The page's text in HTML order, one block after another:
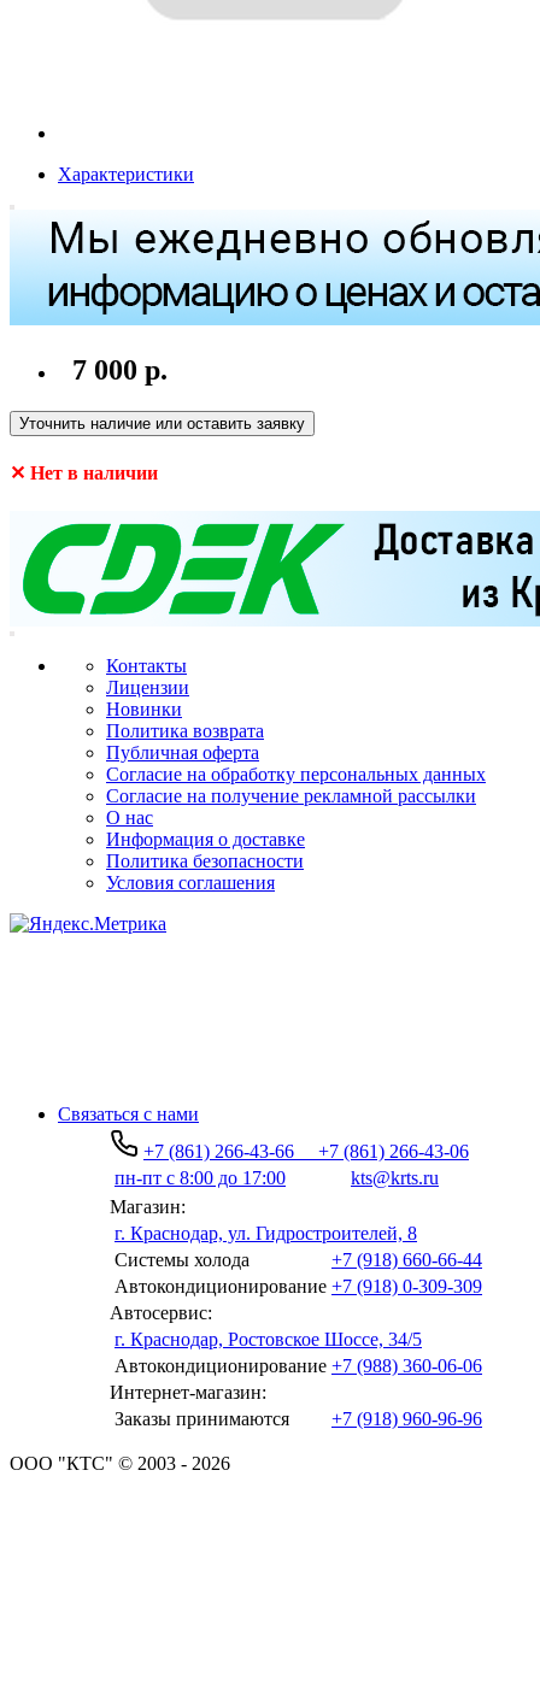
Характеристики
7 000 р.
Уточнить наличие или оставить заявку
✕ Нет в наличии
Контакты
Лицензии
Новинки
Политика возврата
Публичная оферта
Согласие на обработку персональных данных
Согласие на получение рекламной рассылки
О нас
Информация о доставке
Политика безопасности
Условия соглашения
Связаться с нами
+7 (861) 266-43-66
+7 (861) 266-43-06
пн-пт с 8:00 до 17:00
kts@krts.ru
Магазин:
г. Краснодар, ул. Гидростроителей, 8
Системы холода
+7 (918) 660-66-44
Автокондиционирование +7 (918) 0-309-309
Автосервис:
г. Краснодар, Ростовское Шоссе, 34/5
Автокондиционирование +7 (988) 360-06-06
Интернет-магазин:
Заказы принимаются
+7 (918) 960-96-96
ООО "КТС" © 2003 - 2026